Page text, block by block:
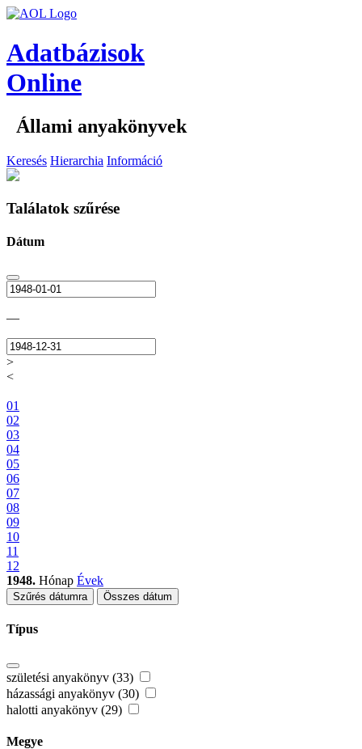
Adatbázisok
Online
Állami anyakönyvek
Keresés Hierarchia Információ
Találatok szűrése
Dátum
—
>
<
01
02
03
04
05
06
07
08
09
10
11
12
1948. Hónap Évek
Szűrés dátumra Összes dátum
Típus
születési anyakönyv (33)
házassági anyakönyv (30)
halotti anyakönyv (29)
Megye